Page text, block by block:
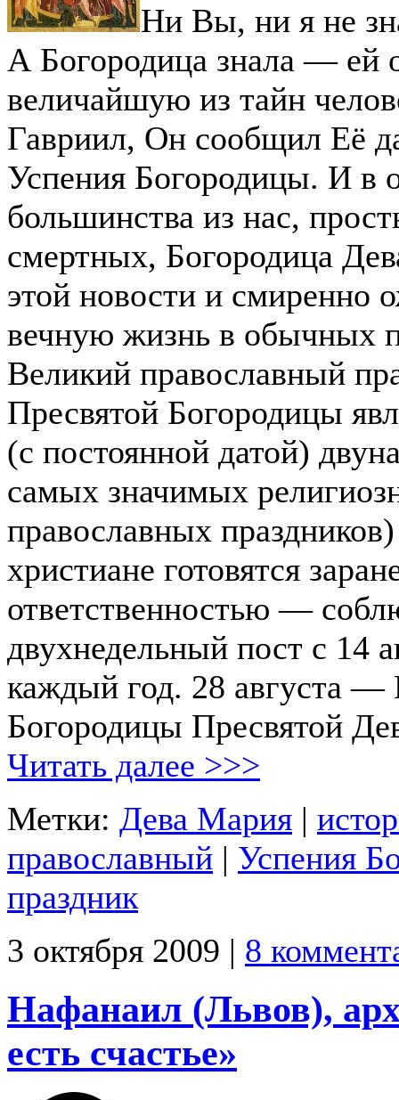
Ни Вы, ни я не
А Богородица знала — ей
величайшую из тайн
Гавриил, Он сообщил Её
Успения Богородицы. И в
большинства из нас,
смертных, Богородица
этой новости и смиренно
вечную жизнь в обычных
Великий православный
Пресвятой Богородицы
(с постоянной датой)
самых значимых
православных
христиане готовятся
ответственностью —
двухнедельный пост с 14
каждый год. 28 августа —
Богородицы Пресвятой
Читать далее >>>
Метки: Дева Мария |
православный | Успения
праздник
3 октября 2009 | 8
Нафанаил (Львов),
есть счастье»